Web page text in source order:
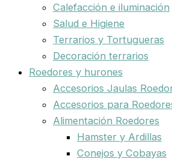
Calefacción e iluminación
Salud e Higiene
Terrarios y Tortugueras
Decoración terrarios
Roedores y hurones
Accesorios Jaulas
Accesorios para
Alimentación Roedores
Hamster y Ardillas
Conejos y Cobayas